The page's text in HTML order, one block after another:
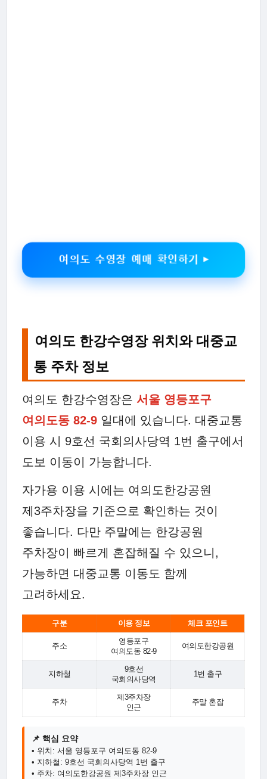
여의도 수영장 예매 확인하기 ▶
여의도 한강수영장 위치와 대중교
통 주차 정보
여의도 한강수영장은 서울 영등포구
여의도동 82-9일대에 있습니다. 대중교통
이용 시 9호선 국회의사당역 1번 출구에서
도보 이동이 가능합니다.
자가용 이용 시에는 여의도한강공원
제3주차장을 기준으로 확인하는 것이
좋습니다. 다만 주말에는 한강공원
주차장이 빠르게 혼잡해질 수 있으니,
가능하면 대중교통 이동도 함께
고려하세요.
구분 이용 정보 체크 포인트
주소
영등포구
여의도동 82-9
여의도한강공원
지하철
9호선
국회의사당역
1번 출구
주차
제3주차장
인근
주말 혼잡
📌 핵심 요약
• 위치: 서울 영등포구 여의도동 82-9
• 지하철: 9호선 국회의사당역 1번 출구
• 주차: 여의도한강공원 제3주차장 인근